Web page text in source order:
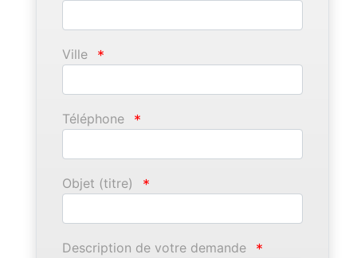
Ville *
Téléphone *
Objet (titre) *
Description de votre demande *